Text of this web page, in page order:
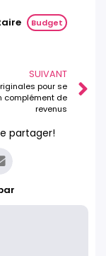
Budget
SUIVANT
pour se
complément de
revenus
partager!